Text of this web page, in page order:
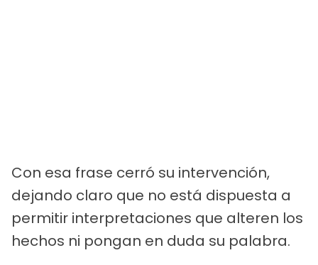
Con esa frase cerró su intervención,
dejando claro que no está dispuesta a
permitir interpretaciones que alteren los
hechos ni pongan en duda su palabra.